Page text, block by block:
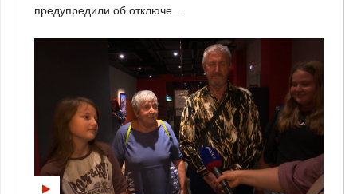
предупредили об отключе...